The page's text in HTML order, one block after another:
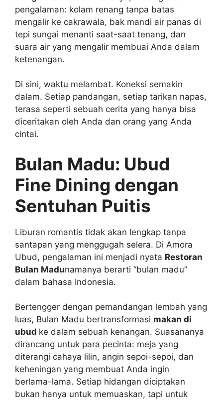
pengalaman: kolam renang tanpa batas
mengalir ke cakrawala, bak mandi air panas di
tepi sungai menanti saat-saat tenang, dan
suara air yang mengalir membuai Anda dalam
ketenangan.
Di sini, waktu melambat. Koneksi semakin
dalam. Setiap pandangan, setiap tarikan napas,
terasa seperti sebuah cerita yang hanya bisa
diceritakan oleh Anda dan orang yang Anda
cintai.
Bulan Madu: Ubud
Fine Dining dengan
Sentuhan Puitis
Liburan romantis tidak akan lengkap tanpa
santapan yang menggugah selera. Di Amora
Ubud, pengalaman ini menjadi nyata Restoran
Bulan Madunamanya berarti “bulan madu”
dalam bahasa Indonesia.
Bertengger dengan pemandangan lembah yang
luas, Bulan Madu bertransformasi makan di
ubud ke dalam sebuah kenangan. Suasananya
dirancang untuk para pecinta: meja yang
diterangi cahaya lilin, angin sepoi-sepoi, dan
keheningan yang membuat Anda ingin
berlama-lama. Setiap hidangan diciptakan
bukan hanya untuk memuaskan, tapi untuk